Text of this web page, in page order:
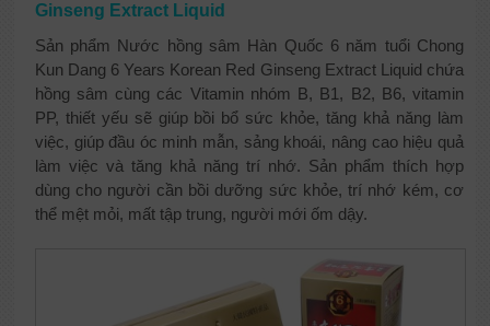
Ginseng Extract Liquid
Sản phẩm Nước hồng sâm Hàn Quốc 6 năm tuổi Chong
Kun Dang 6 Years Korean Red Ginseng Extract Liquid chứa
hồng sâm cùng các Vitamin nhóm B, B1, B2, B6, vitamin
PP, thiết yếu sẽ giúp bồi bổ sức khỏe, tăng khả năng làm
việc, giúp đầu óc minh mẫn, sảng khoái, nâng cao hiệu quả
làm việc và tăng khả năng trí nhớ. Sản phẩm thích hợp
dùng cho người cần bồi dưỡng sức khỏe, trí nhớ kém, cơ
thể mệt mỏi, mất tập trung, người mới ốm dậy.